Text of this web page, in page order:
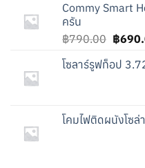
Commy Smart
ครัน
฿790.00
was:
฿
โซลาร์รูฟท็อป
โคมไฟติดผนังโซล่